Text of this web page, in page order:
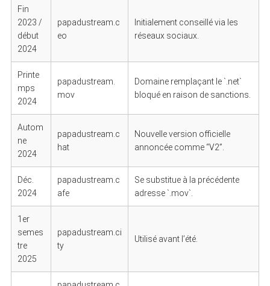
Fin
2023 /
début
2024
papadustream.c
eo
Initialement conseillé via les
réseaux sociaux.
Printe
mps
2024
papadustream.
mov
Domaine remplaçant le `.net`
bloqué en raison de sanctions.
Autom
ne
2024
papadustream.c
hat
Nouvelle version officielle
annoncée comme “V2”.
Déc.
2024
papadustream.c
afe
Se substitue à la précédente
adresse `.mov`.
1er
semes
tre
2025
papadustream.ci
ty
Utilisé avant l’été.